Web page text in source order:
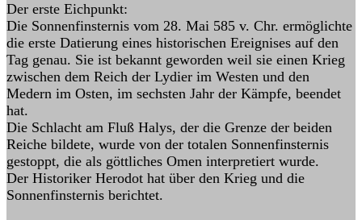
Der erste Eichpunkt:
Die Sonnenfinsternis vom 28. Mai 585 v. Chr. ermöglichte
die erste Datierung eines historischen Ereignises auf den
Tag genau. Sie ist bekannt geworden weil sie einen Krieg
zwischen dem Reich der Lydier im Westen und den
Medern im Osten, im sechsten Jahr der Kämpfe, beendet
hat.
Die Schlacht am Fluß Halys, der die Grenze der beiden
Reiche bildete, wurde von der totalen Sonnenfinsternis
gestoppt, die als göttliches Omen interpretiert wurde.
Der Historiker Herodot hat über den Krieg und die
Sonnenfinsternis berichtet.